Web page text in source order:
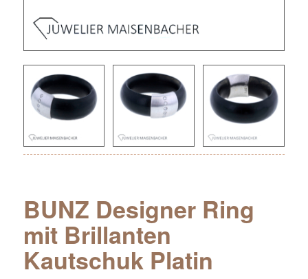
BUNZ Designer Ring
mit Brillanten
Kautschuk Platin